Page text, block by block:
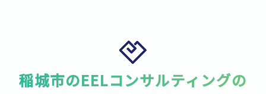
稲城市のEELコンサルティングの